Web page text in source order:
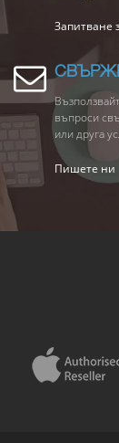
Запитване
въпроси
или друга
Пишете ни